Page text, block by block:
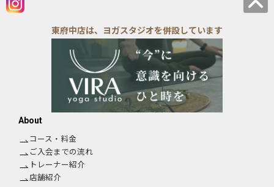
東府中店は、ヨガスタジオを併設しています
About
コース・料金
ご入会までの流れ
トレーナー紹介
店舗紹介